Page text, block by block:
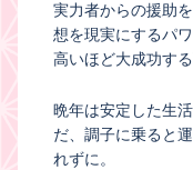
実力者からの援助
想を現実にするパ
高いほど大成功す
晩年は安定した生
だ、調子に乗ると
れずに。